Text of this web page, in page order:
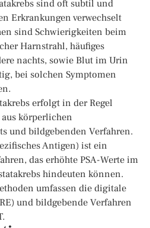
sind oft subtil und
Erkrankungen verwechselt
sind Schwierigkeiten beim
Harnstrahl, häufiges
nachts, sowie Blut im Urin
bei solchen Symptomen
erfolgt in der Regel
körperlichen
und bildgebenden Verfahren.
Antigen) ist ein
das erhöhte PSA-Werte im
hindeuten können.
umfassen die digitale
und bildgebende Verfahren